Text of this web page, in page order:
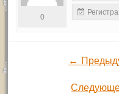
0
←